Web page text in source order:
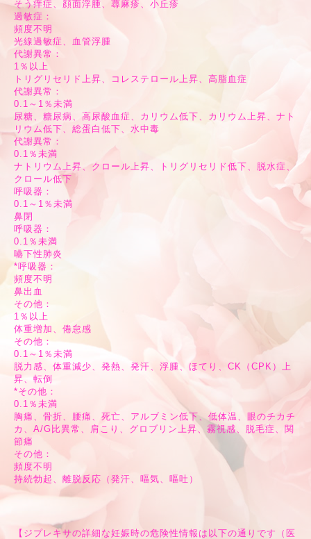
そう痒症、顔面浮腫、蕁麻疹、小丘疹
過敏症：
頻度不明
光線過敏症、血管浮腫
代謝異常：
1％以上
トリグリセリド上昇、コレステロール上昇、高脂血症
代謝異常：
0.1～1％未満
尿糖、糖尿病、高尿酸血症、カリウム低下、カリウム上昇、ナト
リウム低下、総蛋白低下、水中毒
代謝異常：
0.1％未満
ナトリウム上昇、クロール上昇、トリグリセリド低下、脱水症、
クロール低下
呼吸器：
0.1～1％未満
鼻閉
呼吸器：
0.1％未満
嚥下性肺炎
*呼吸器：
頻度不明
鼻出血
その他：
1％以上
体重増加、倦怠感
その他：
0.1～1％未満
脱力感、体重減少、発熱、発汗、浮腫、ほてり、CK（CPK）上
昇、転倒
*その他：
0.1％未満
胸痛、骨折、腰痛、死亡、アルブミン低下、低体温、眼のチカチ
カ、A/G比異常、肩こり、グロブリン上昇、霧視感、脱毛症、関
節痛
その他：
頻度不明
持続勃起、離脱反応（発汗、嘔気、嘔吐）
【ジプレキサの詳細な妊娠時の危険性情報は以下の通りです（医